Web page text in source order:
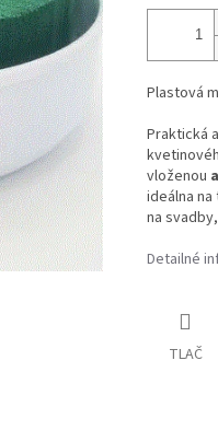
Plastová
Praktická
vloženou
ideálna
na
Detailné
TLAČ